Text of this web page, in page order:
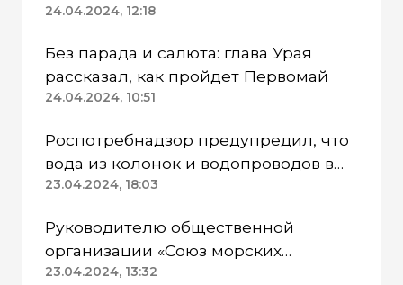
работают в две смены
24.04.2024, 12:18
Без парада и салюта: глава Урая
рассказал, как пройдет Первомай
24.04.2024, 10:51
Роспотребнадзор предупредил, что
вода из колонок и водопроводов в
Казанском районе непригодна для
23.04.2024, 18:03
Руководителю общественной
организации «Союз морских
пехотинцев» Югры вынесли
23.04.2024, 13:32